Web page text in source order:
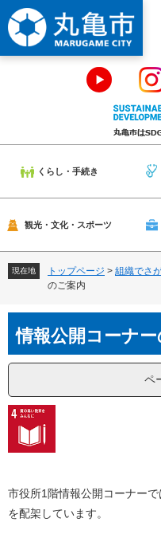
ー
ジ
の
。
ニ
ュ
ー
て
くらし・手続き
観光・文化・スポーツ
現在地 トップページ > 組織でさ
のご案内
文情報公開コーナ
ペ
市役所1階情報公開コーナー
を配架しています。